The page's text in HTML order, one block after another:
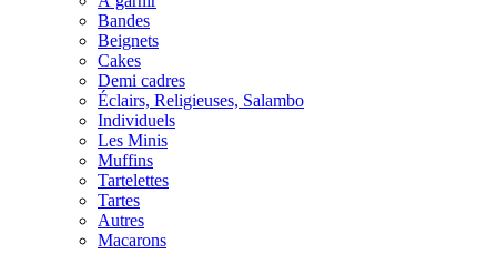
Bandes
Beignets
Cakes
Demi cadres
Éclairs, Religieuses, Salambo
Individuels
Les Minis
Muffins
Tartelettes
Tartes
Autres
Macarons